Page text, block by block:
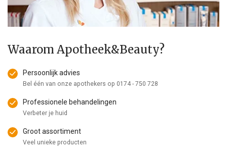
Waarom Apotheek&Beauty?
Persoonlijk advies
Bel één van onze apothekers op 0174 - 750 728
Professionele behandelingen
Verbeter je huid
Groot assortiment
Veel unieke producten